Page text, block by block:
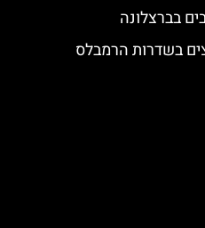
בשדרות הרמבלס